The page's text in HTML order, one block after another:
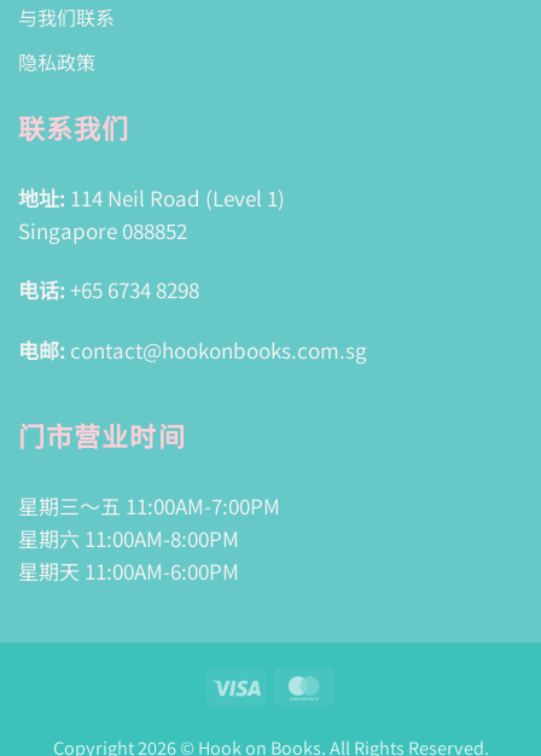
与我们联系
隐私政策
联系我们
地址: 114 Neil Road (Level 1)
Singapore 088852
电话: +65 6734 8298
电邮: contact@hookonbooks.com.sg
门市营业时间
星期三～五 11:00AM-7:00PM
星期六 11:00AM-8:00PM
星期天 11:00AM-6:00PM
Visa
Copyright 2026 © Hook on Books. All Rights Reserved.